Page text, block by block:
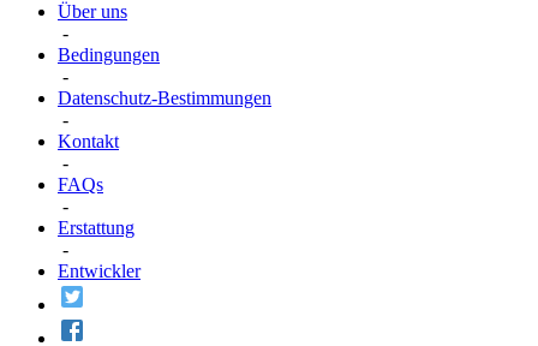
Über uns
-
Bedingungen
-
Datenschutz-Bestimmungen
-
Kontakt
-
FAQs
-
Erstattung
-
Entwickler